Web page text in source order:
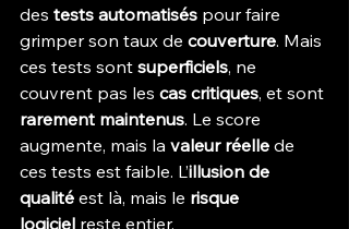
des tests automatisés pour faire
grimper son taux de couverture. Mais
ces tests sont superficiels, ne
couvrent pas les cas critiques, et sont
rarement maintenus. Le score
augmente, mais la valeur réelle de
ces tests est faible. L’illusion de
qualité est là, mais le risque
logiciel reste entier.